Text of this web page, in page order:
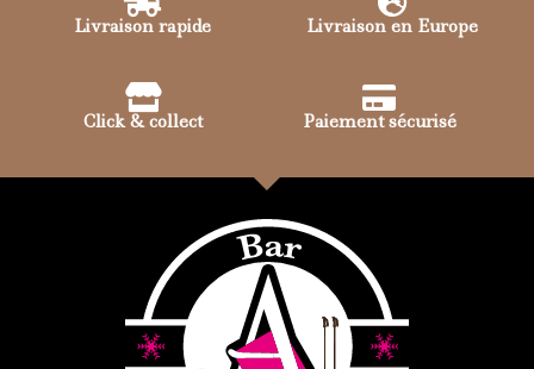
Livraison rapide Livraison en Europe
Click & collect Paiement sécurisé